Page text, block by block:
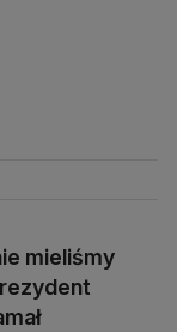
mieliśmy